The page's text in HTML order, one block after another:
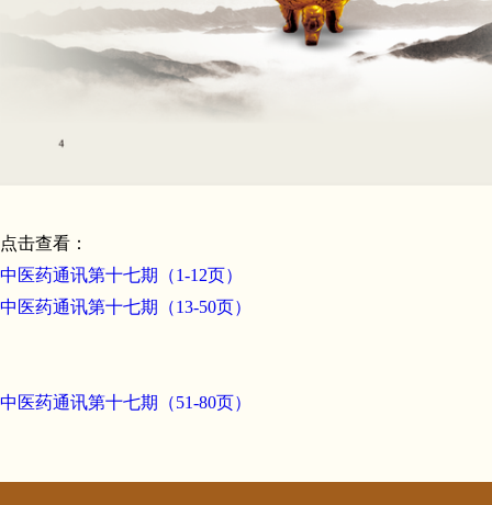
点击查看：
中医药通讯第十七期（1-12页）
中医药通讯第十七期（13-50页）
中医药通讯第十七期（51-80页）